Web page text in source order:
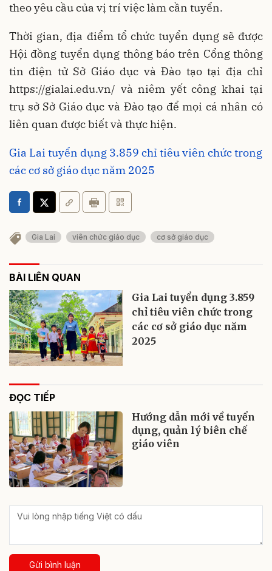
theo yêu cầu của vị trí việc làm cần tuyển.
Thời gian, địa điểm tổ chức tuyển dụng sẽ được
Hội đồng tuyển dụng thông báo trên Cổng thông
tin điện tử Sở Giáo dục và Đào tạo tại địa chỉ
https://gialai.edu.vn/ và niêm yết công khai tại
trụ sở Sở Giáo dục và Đào tạo để mọi cá nhân có
liên quan được biết và thực hiện.
Gia Lai tuyển dụng 3.859 chỉ tiêu viên chức trong
các cơ sở giáo dục năm 2025
Gia Lai viên chức giáo dục cơ sở giáo dục
BÀI LIÊN QUAN
Gia Lai tuyển dụng 3.859
chỉ tiêu viên chức trong
các cơ sở giáo dục năm
2025
ĐỌC TIẾP
Hướng dẫn mới về tuyển
dụng, quản lý biên chế
giáo viên
Gửi bình luận